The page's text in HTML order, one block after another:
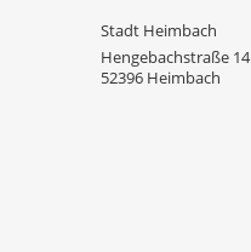
Stadt Heimbach
Hengebachstraße 14
52396 Heimbach